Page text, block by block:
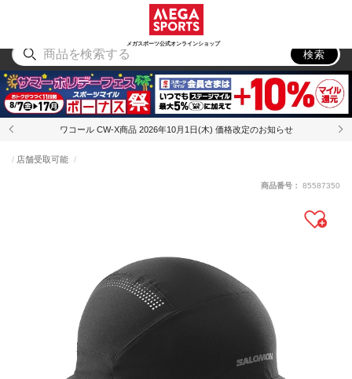
メガスポーツ公式オンラインショップ
アウトドア
検索
ワコール CW-X商品 2026年10月1日(木) 価格改定のお知らせ
店舗受取可能
商品番号： 85587350